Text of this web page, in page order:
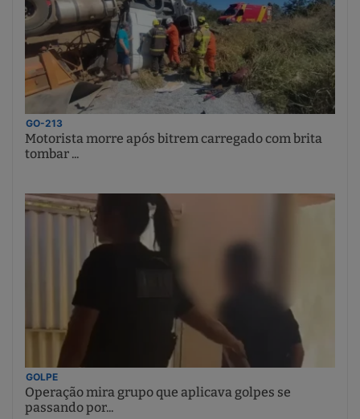
GO-213
Motorista morre após bitrem carregado com brita
tombar ...
GOLPE
Operação mira grupo que aplicava golpes se
passando por...